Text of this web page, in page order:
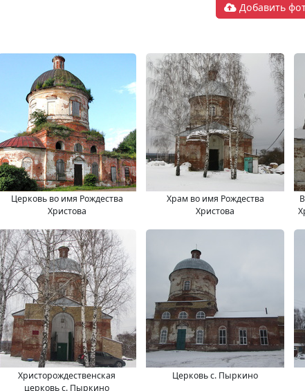
Добавить
Церковь во имя Рождества
Христова
Храм во имя Рождества
Христова
Христорождественская
церковь с. Пыркино
Церковь с. Пыркино